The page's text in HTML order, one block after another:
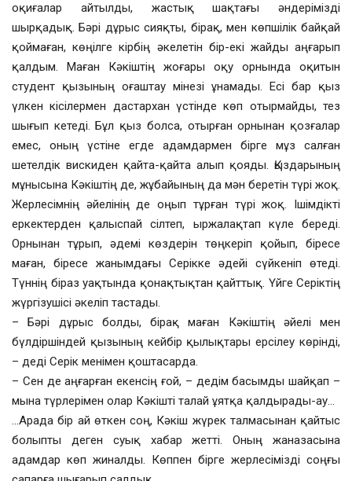
оқиғалар айтылды, жастық шақтағы әндерімізді
шырқадық. Бәрі дұрыс сияқты, бірақ, мен көпшілік байқай
қоймаған, көңілге кірбің әкелетін бір-екі жайды аңғарып
қалдым. Маған Кәкіштің жоғары оқу орнында оқитын
студент қызының оғаштау мінезі ұнамады. Есі бар қыз
үлкен кісілермен дастархан үстінде көп отырмайды, тез
шығып кетеді. Бұл қыз болса, отырған орнынан қозғалар
емес, оның үстіне егде адамдармен бірге мұз салған
шетелдік вискиден қайта-қайта алып қояды. Қыздарының
мұнысына Кәкіштің де, жұбайының да мән беретін түрі жоқ.
Жерлесімнің әйелінің де оңып тұрған түрі жоқ. Ішімдікті
еркектерден қалыспай сілтеп, ыржалақтап күле береді.
Орнынан тұрып, әдемі көздерін төңкеріп қойып, біресе
маған, біресе жанымдағы Серікке әдейі сүйкеніп өтеді.
Түннің біраз уақтында қонақтықтан қайттық. Үйге Серіктің
жүргізушісі әкеліп тастады.
– Бәрі дұрыс болды, бірақ маған Кәкіштің әйелі мен
бүлдіршіндей қызының кейбір қылықтары ерсілеу көрінді,
– деді Серік менімен қоштасарда.
– Сен де аңғарған екенсің ғой, – дедім басымды шайқап –
мына түрлерімен олар Кәкішті талай ұятқа қалдырады-ау…
…Арада бір ай өткен соң, Кәкіш жүрек талмасынан қайтыс
болыпты деген суық хабар жетті. Оның жаназасына
адамдар көп жиналды. Көппен бірге жерлесімізді соңғы